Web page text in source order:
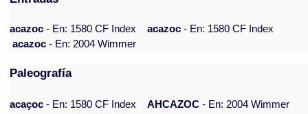
acazoc- En: 1580 CF Index acazoc- En: 1580 CF Index
acazoc- En: 2004 Wimmer
Paleografía
acaçoc - En: 1580 CF Index AHCAZOC - En: 2004 Wimmer